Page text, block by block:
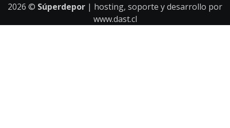
2026 © Súperdepor | hosting, soporte y desarrollo por
www.dast.cl